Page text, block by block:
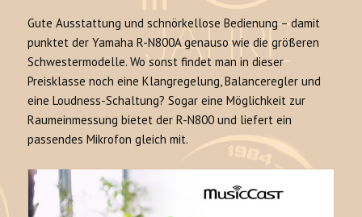
Gute Ausstattung und schnörkellose Bedienung – damit
punktet der Yamaha R-N800A genauso wie die größeren
Schwestermodelle. Wo sonst findet man in dieser
Preisklasse noch eine Klangregelung, Balanceregler und
eine Loudness-Schaltung? Sogar eine Möglichkeit zur
Raumeinmessung bietet der R-N800 und liefert ein
passendes Mikrofon gleich mit.